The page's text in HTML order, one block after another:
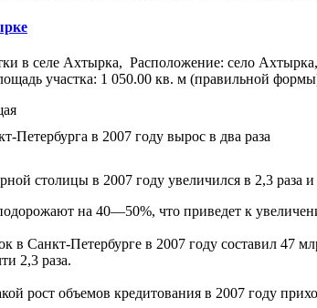
в селе Ахтырка, Расположение: село
участка: 1 050.00 кв. м (правильной
в 2007 году вырос в два раза
столицы в 2007 году увеличился в 2,3 раза
на 40—50%, что приведет к
в Санкт-Петербурге в 2007 году составил 47
2,3 раза.
рост объемов кредитования в 2007 году